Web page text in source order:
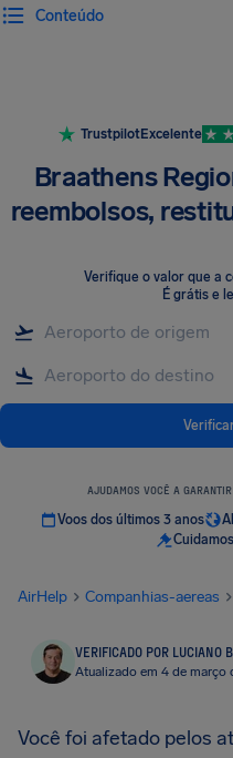
Conteúdo
TrustpilotExcelente
Braathens
reembolsos,
Verifique o valor que a
É grátis e
AJUDAMOS VOCÊ A
Voos dos últimos 3 anos
AirHelp Companhias-aereas
VERIFICADO POR LUCIANO
Atualizado em 4 de março
Você foi afetado pelos